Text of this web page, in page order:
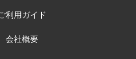
利用ガイド
会社概要